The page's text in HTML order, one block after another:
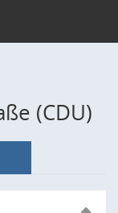
(CDU)